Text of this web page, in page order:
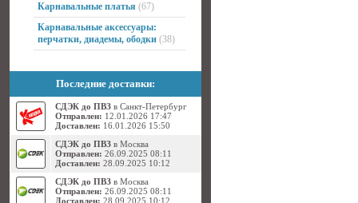
Карнавальные платья (67)
Карнавальные аксессуары:
перчатки, диадемы, ободки (38)
Последние доставки:
СДЭК до ПВЗ в Санкт-Петербург
Отправлен: 12.01.2026 17:47
Доставлен: 16.01.2026 15:50
СДЭК до ПВЗ в Москва
Отправлен: 26.09.2025 08:11
Доставлен: 28.09.2025 10:12
СДЭК до ПВЗ в Москва
Отправлен: 26.09.2025 08:11
Доставлен: 28.09.2025 10:12